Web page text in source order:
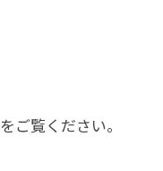
をご覧ください。